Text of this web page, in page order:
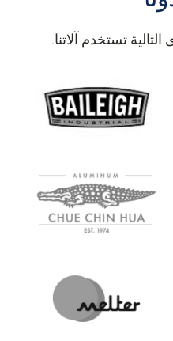
تستخدم آلاتنا.